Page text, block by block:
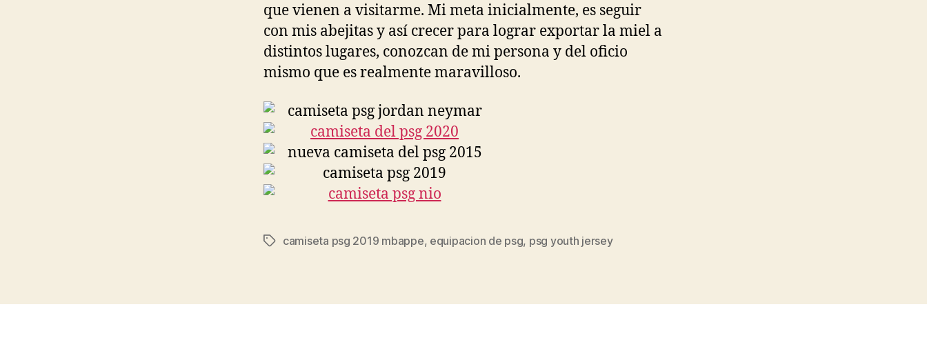
que vienen a visitarme. Mi meta inicialmente, es seguir
con mis abejitas y así crecer para lograr exportar la miel a
distintos lugares, conozcan de mi persona y del oficio
mismo que es realmente maravilloso.
Etiquetas
camiseta psg 2019 mbappe, equipacion de psg, psg youth jersey